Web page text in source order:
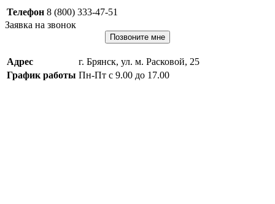
Телефон 8 (800) 333-47-51
Заявка на звонок
Позвоните мне
Адрес
г. Брянск, ул. м. Расковой, 25
График работы Пн-Пт с 9.00 до 17.00